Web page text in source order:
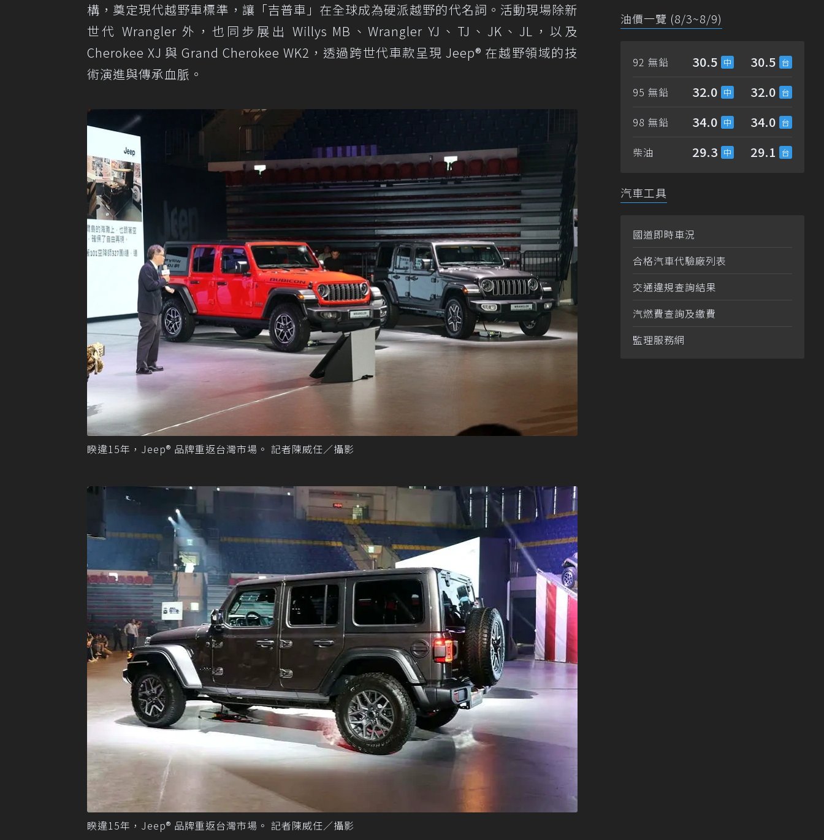
構，奠定現代越野車標準，讓「吉普車」在全球成為硬派越野的代名詞。活動現場除新
世代 Wrangler 外，也同步展出 Willys MB、Wrangler YJ、TJ、JK、JL，以及
Cherokee XJ 與 Grand Cherokee WK2，透過跨世代車款呈現 Jeep® 在越野領域的技
術演進與傳承血脈。
睽違15年，Jeep® 品牌重返台灣市場。 記者陳威任／攝影
睽違15年，Jeep® 品牌重返台灣市場。 記者陳威任／攝影
油價一覽 (8/3~8/9)
92 無鉛 30.5 30.5
95 無鉛 32.0 32.0
98 無鉛 34.0 34.0
柴油 29.3 29.1
汽車工具
國道即時車況
合格汽車代驗廠列表
交通違規查詢結果
汽燃費查詢及繳費
監理服務網